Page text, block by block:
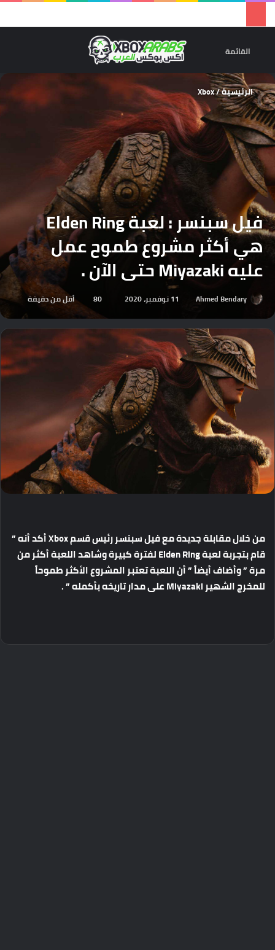
القائمة
الرئيسية/
Xbox
فيل سبنسر : لعبة Elden Ring
هي أكثر مشروع طموح عمل
عليه Miyazaki حتى الآن .
Ahmed Bendary 11 نوفمبر، 2020 80 أقل من دقيقة
من خلال مقابلة جديدة مع فيل سبنسر رئيس قسم Xbox أكد أنه ”
قام بتجربة لعبة Elden Ring لفترة كبيرة وشاهد اللعبة أكثر من
مرة ” وأضاف أيضاً ” أن اللعبة تعتبر المشروع الأكثر طموحاً
للمخرج الشهير Miyazaki على مدار تاريخه بأكمله ” .